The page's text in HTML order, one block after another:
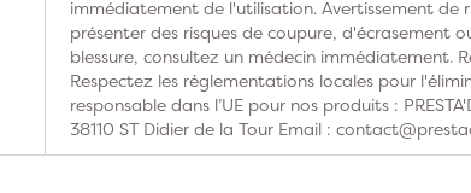
immédiatement de l'utilisation. Avertissement de
présenter des risques de coupure, d'écrasement
blessure, consultez un médecin immédiatement.
Respectez les réglementations locales pour
responsable dans l’UE pour nos produits :
38110 ST Didier de la Tour Email :